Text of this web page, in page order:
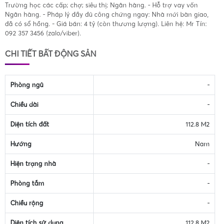
Trường học các cấp; chợ; siêu thị; Ngân hàng. - Hỗ trợ vay vốn
Ngân hàng. - Pháp lý đầy đủ công chứng ngay: Nhà mới bàn giao,
đã có sổ hồng. - Giá bán: 4 tỷ (còn thương lượng). Liên hệ: Mr Tín:
092 357 3456 (zalo/viber).
CHI TIẾT BẤT ĐỘNG SẢN
Phòng ngủ -
Chiều dài -
Diện tích đất 112.8 M2
Hướng Nam
Hiện trạng nhà -
Phòng tắm -
Chiều rộng -
Diện tích sử dụng 112.8 M2